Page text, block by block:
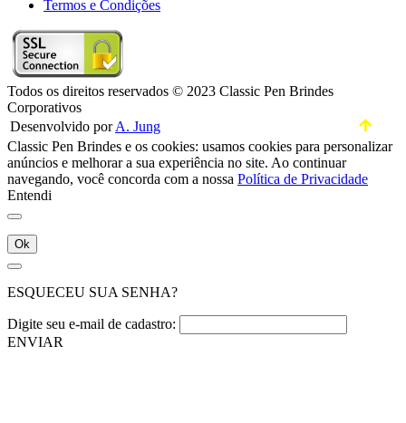
Termos e Condições
Todos os direitos reservados © 2023 Classic Pen Brindes
Corporativos
Desenvolvido porA. Jung
Classic Pen Brindes e os cookies: usamos cookies para personalizar
anúncios e melhorar a sua experiência no site. Ao continuar
navegando, você concorda com a nossa Política de Privacidade
Entendi
Ok
ESQUECEU SUA SENHA?
Digite seu e-mail de cadastro:
ENVIAR